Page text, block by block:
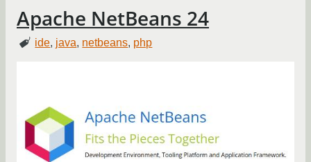
Apache NetBeans 24
ide, java, netbeans, php